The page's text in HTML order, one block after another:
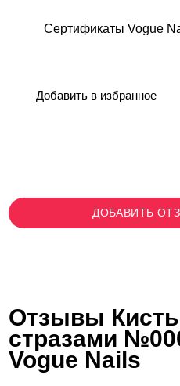
Сертификаты Vogue
Добавить в избранное
Отзывы
стразами
Vogue Nails
ДОБАВИТЬ